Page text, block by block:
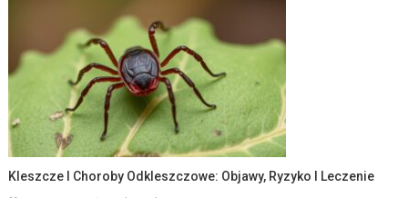
Kleszcze I Choroby Odkleszczowe: Objawy, Ryzyko I Leczenie